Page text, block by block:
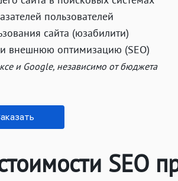
пользователей
сайта (юзабилити)
внешнюю оптимизацию (SEO)
и Google, независимо от бюджета
SEO